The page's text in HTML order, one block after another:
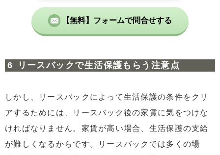
【無料】フォームで問合せする
リースバックで生活保護もらう注意点
しかし、リースバックによって生活保護の条件をクリ
アするためには、リースバック後の家賃に気をつけな
ければなりません。家賃が高い場合、生活保護の支給
が難しくなるからです。リースバックでは多くの場